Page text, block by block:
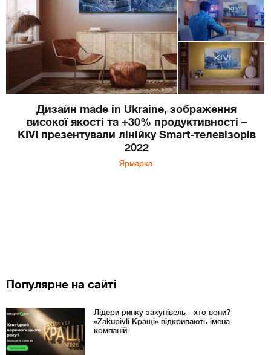
Дизайн made in Ukraine, зображення
високої якості та +30% продуктивності –
KIVI презентували лінійку Smart-телевізорів
2022
Ярмарка
Популярне на сайті
Лідери ринку закупівель - хто вони?
«Zakupivli Кращі» відкривають імена
компаній